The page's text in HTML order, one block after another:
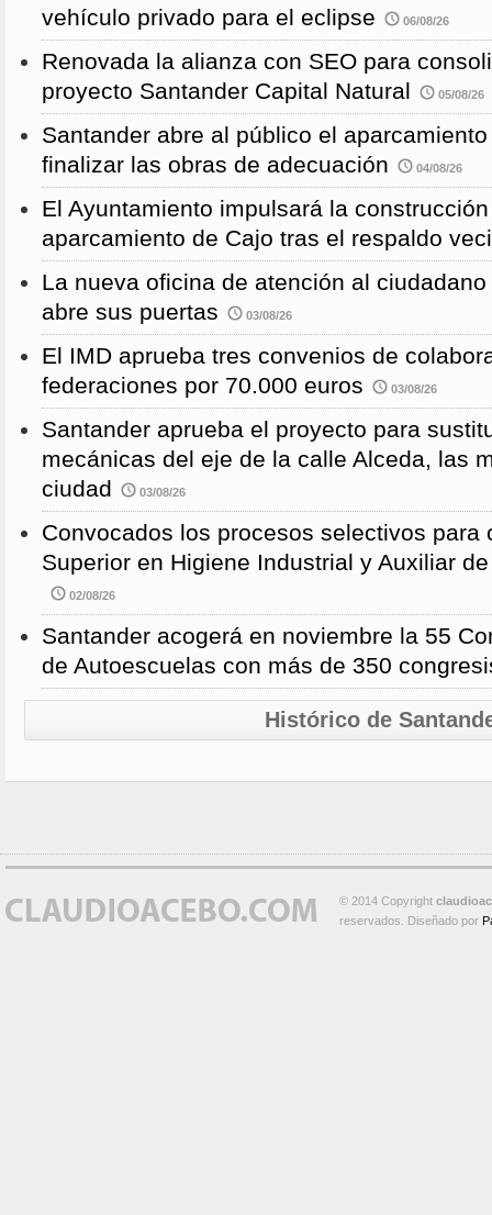
vehículo privado para el eclipse
06/08/26
Renovada la alianza con SEO para
proyecto Santander Capital Natural
05/08/26
Santander abre al público el
finalizar las obras de adecuación
04/08/26
El Ayuntamiento impulsará la
aparcamiento de Cajo tras el respaldo
La nueva oficina de atención al
abre sus puertas
03/08/26
El IMD aprueba tres convenios de
federaciones por 70.000 euros
03/08/26
Santander aprueba el proyecto para
mecánicas del eje de la calle Alceda, las
ciudad
03/08/26
Convocados los procesos selectivos para
Superior en Higiene Industrial y Auxiliar
02/08/26
Santander acogerá en noviembre la 55
de Autoescuelas con más de 350
Histórico de
© 2014 Copyright
reservados. Diseñado por